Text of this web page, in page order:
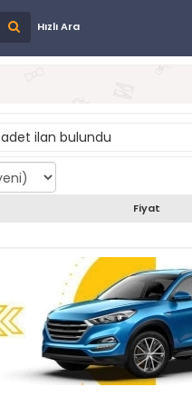
Hızlı Ara
adet ilan bulundu
Fiyat